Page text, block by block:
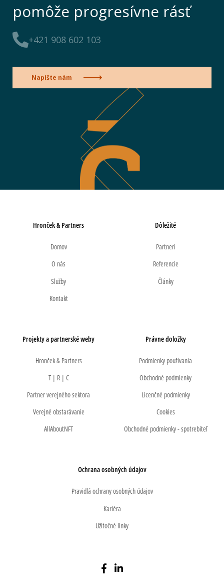
pomôže progresívne rásť
+421 908 602 103
Napíšte nám
Hronček & Partners
Domov
O nás
Služby
Kontakt
Dôležité
Partneri
Referencie
Články
Projekty a partnerské weby
Hronček & Partners
T | R | C
Partner verejného sektora
Verejné obstarávanie
AllAboutNFT
Právne doložky
Podmienky používania
Obchodné podmienky
Licenčné podmienky
Cookies
Obchodné podmienky - spotrebiteľ
Ochrana osobných údajov
Pravidlá ochrany osobných údajov
Kariéra
Užitočné linky